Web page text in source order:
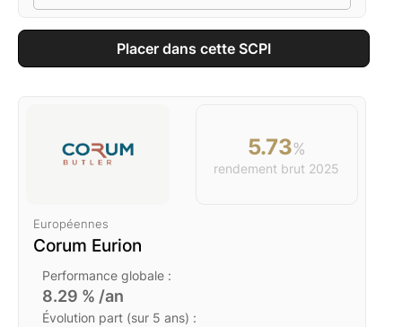
Placer dans cette SCPI
5.73%
rendement brut 2025
Européennes
Corum Eurion
Performance globale :
8.29 % /an
Évolution part (sur 5 ans) :